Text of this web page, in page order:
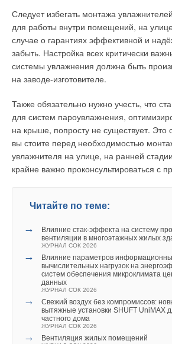
Следует избегать монтажа
для работы внутри помещений, на
случае о гарантиях эффективной и
забыть. Настройка всех критически
системы увлажнения должна быть
на заводе-изготовителе.
Также обязательно нужно учесть, что
для систем пароувлажнения,
на крыше, попросту не существует. Это
вы стоите перед необходимостью
увлажнителя на улице, на ранней
крайне важно проконсультироваться с
Читайте по теме:
→
Влияние стак‑эффекта на систему
вентиляции в многоэтажных жилых
ЖУРНАЛ СОК 2026
→
Влияние параметров
вычислительных нагрузок на
систем обеспечения микроклимата
данных
ЖУРНАЛ СОК 2026
→
Свежий воздух без компромиссов:
вытяжные установки SHUFT UniMAX
частного дома
ЖУРНАЛ СОК 2026
→ Вентиляция жилых помещений
технологий их преобразования,
и режимов гибридных энергетических
научно-исследовательской, проектно-
технико-экономической,
деятельности и педагогической
диссертаций в СПбПУ (приказом от 6
д.т.н., профессор В. В. Елистратов).
Распределение учебных дисциплин,
практики, итоговой государственной
отдельным учебным циклам и периодам
требованиям логики и соотносится с
приобретаемыми компетенциями, как в
Большое внимание уделяется
аспирантов, что позволяет увязать
с матрицами компетенций,
планах и обеспечивающими
обязательный объём профессиональных
Программа предусматривает
и педагогическую подготовку
научно-исследовательские проекты и